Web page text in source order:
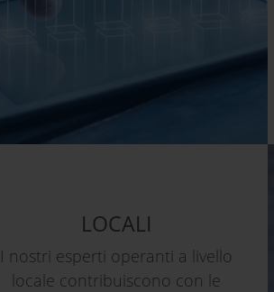
LOCALI
I nostri esperti operanti a livello
locale contribuiscono con le